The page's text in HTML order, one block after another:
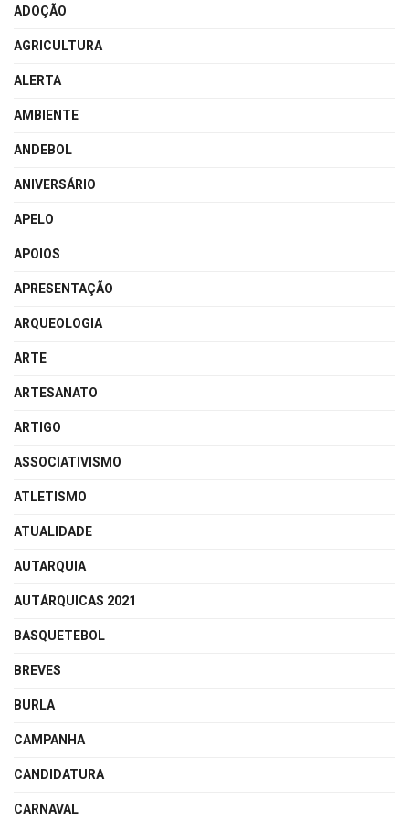
ADOÇÃO
AGRICULTURA
ALERTA
AMBIENTE
ANDEBOL
ANIVERSÁRIO
APELO
APOIOS
APRESENTAÇÃO
ARQUEOLOGIA
ARTE
ARTESANATO
ARTIGO
ASSOCIATIVISMO
ATLETISMO
ATUALIDADE
AUTARQUIA
AUTÁRQUICAS 2021
BASQUETEBOL
BREVES
BURLA
CAMPANHA
CANDIDATURA
CARNAVAL